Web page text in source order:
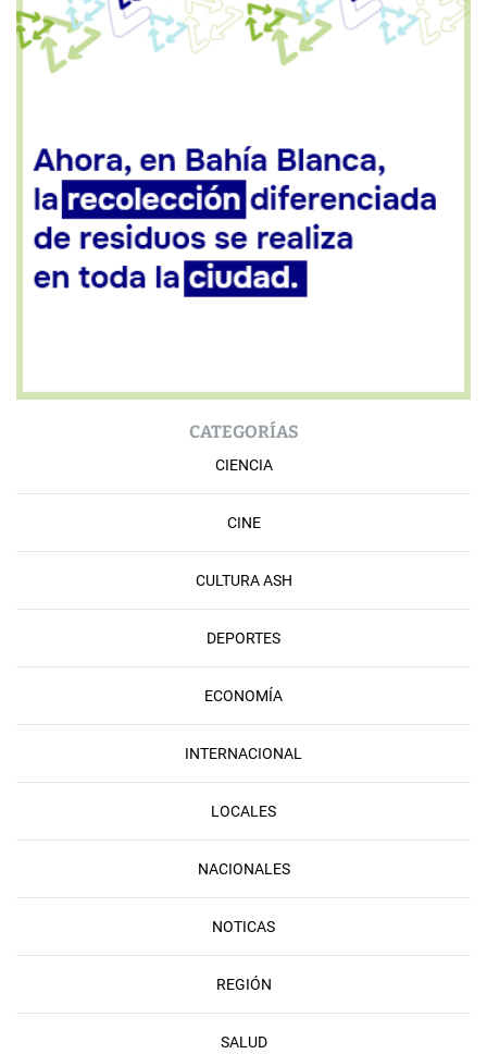
CATEGORÍAS
CIENCIA
CINE
CULTURA ASH
DEPORTES
ECONOMÍA
INTERNACIONAL
LOCALES
NACIONALES
NOTICAS
REGIÓN
SALUD